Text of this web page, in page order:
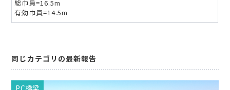
総巾員=16.5m
有効巾員=14.5m
同じカテゴリの最新報告